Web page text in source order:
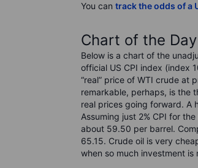
You can track the odds of a
Chart of the
Below is a chart of the
official US CPI index (index
“real” price of WTI crude at
remarkable, perhaps, is the
real prices going forward. A
Assuming just 2% CPI for
about 59.50 per barrel.
65.15. Crude oil is very
when so much investment